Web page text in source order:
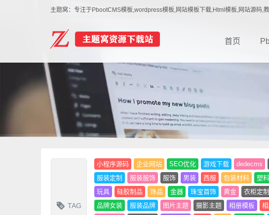
主题窝：专注于PbootCMS模板,wordpress模板,网站模板下载,Html模板,网站源码,
首页
TAG
小程序源码 企业网站 SEO优化 游戏下载 dedecms
服装定制
服装服饰 服饰 男装 西服 包装材料 塑
玩具
硅胶制品 饰品 金器 珠宝首饰 黄金 衣柜定制
品牌女装
服装品牌 图片主题 摄影主题 相册模板